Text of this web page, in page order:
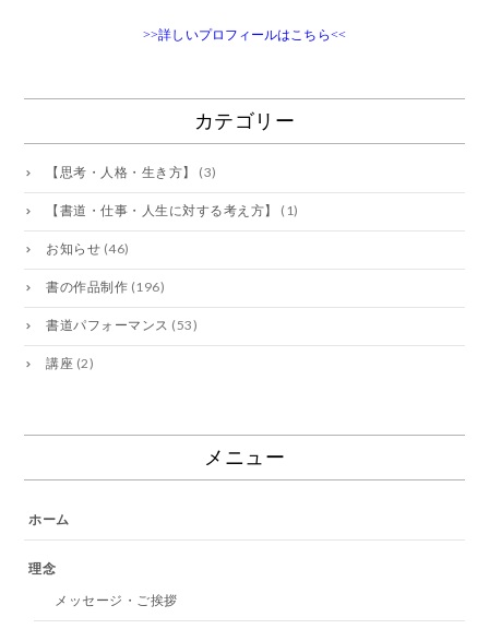
>>詳しいプロフィールはこちら<<
カテゴリー
【思考・人格・生き方】 (3)
【書道・仕事・人生に対する考え方】 (1)
お知らせ (46)
書の作品制作 (196)
書道パフォーマンス (53)
講座 (2)
メニュー
ホーム
理念
メッセージ・ご挨拶